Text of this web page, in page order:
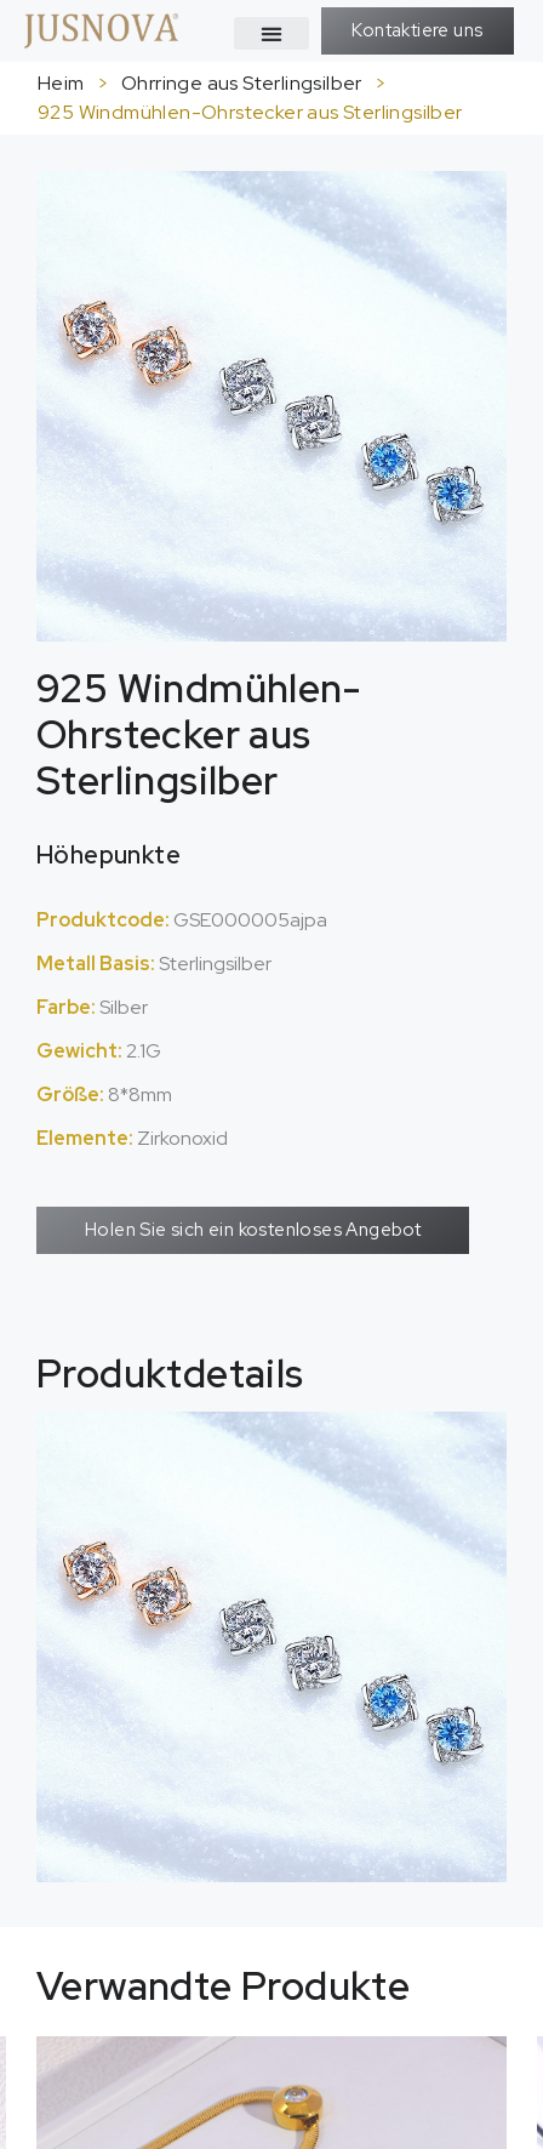
Kontaktiere uns
Heim > Ohrringe aus Sterlingsilber
>
925 Windmühlen-Ohrstecker aus Sterlingsilber
925 Windmühlen-
Ohrstecker aus
Sterlingsilber
Höhepunkte
Produktcode: GSE000005ajpa
Metall Basis: Sterlingsilber
Farbe: Silber
Gewicht: 2.1G
Größe: 8*8mm
Elemente: Zirkonoxid
Holen Sie sich ein kostenloses Angebot
Produktdetails
Verwandte Produkte